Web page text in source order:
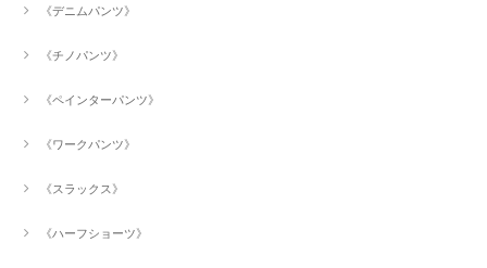
《デニムパンツ》
《チノパンツ》
《ペインターパンツ》
《ワークパンツ》
《スラックス》
《ハーフショーツ》